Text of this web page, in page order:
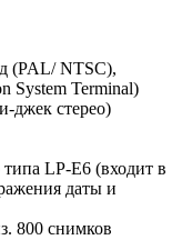
(PAL/ NTSC),
System Terminal)
джек стерео)
LP-E6 (входит в
даты и
800 снимков